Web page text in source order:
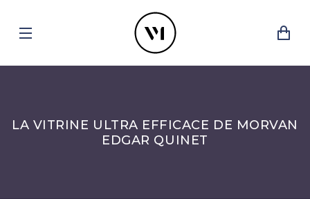
LA VITRINE ULTRA EFFICACE DE MORVAN
EDGAR QUINET